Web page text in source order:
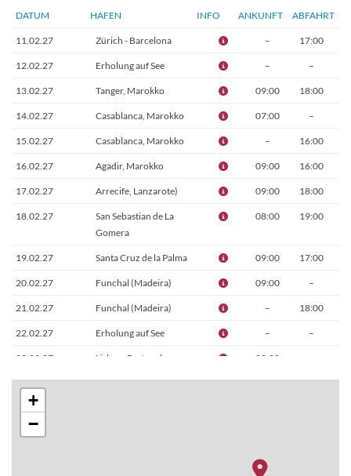
DATUM HAFEN INFO ANKUNFT ABFAHRT
11.02.27 Zürich - Barcelona – 17:00
12.02.27 Erholung auf See – –
13.02.27 Tanger, Marokko 09:00 18:00
14.02.27 Casablanca, Marokko 07:00 –
15.02.27 Casablanca, Marokko – 16:00
16.02.27 Agadir, Marokko 09:00 16:00
17.02.27 Arrecife, Lanzarote) 09:00 18:00
18.02.27
San Sebastian de La
Gomera
08:00 19:00
19.02.27 Santa Cruz de la Palma 09:00 17:00
20.02.27 Funchal (Madeira) 09:00 –
21.02.27 Funchal (Madeira) – 18:00
22.02.27 Erholung auf See – –
23.02.27 Lisbon, Portugal 08:00
+
−